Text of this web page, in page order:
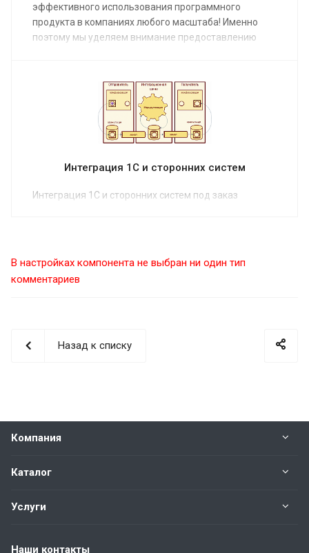
эффективного использования программного
продукта в компаниях любого масштаба! Именно
поэтому мы уделяем внимание предоставлению
индивидуальных занятий на местах.
Расскажите нам о ваших потребностях в обучении
пользователей, и, мы предложим оптимальное
Интеграция 1С и сторонних систем
Интеграция 1С и сторонних систем под заказ
В настройках компонента не выбран ни один тип
комментариев
Назад к списку
Компания
Каталог
Услуги
Наши контакты